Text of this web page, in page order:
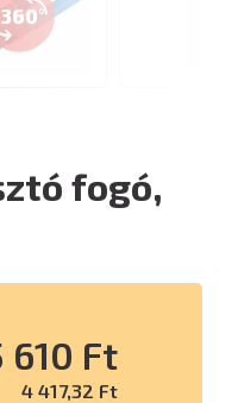
360°
fogó,
610 Ft
4 417,32 Ft